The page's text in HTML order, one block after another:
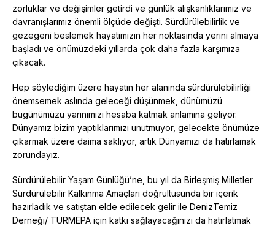
zorluklar ve değişimler getirdi ve günlük alışkanlıklarımız ve
davranışlarımız önemli ölçüde değişti. Sürdürülebilirlik ve
gezegeni beslemek hayatımızın her noktasında yerini almaya
başladı ve önümüzdeki yıllarda çok daha fazla karşımıza
çıkacak.
Hep söylediğim üzere hayatın her alanında sürdürülebilirliği
önemsemek aslında geleceği düşünmek, dünümüzü
bugünümüzü yarınımızı hesaba katmak anlamına geliyor.
Dünyamız bizim yaptıklarımızı unutmuyor, gelecekte önümüze
çıkarmak üzere daima saklıyor, artık Dünyamızı da hatırlamak
zorundayız.
Sürdürülebilir Yaşam Günlüğü’ne, bu yıl da Birleşmiş Milletler
Sürdürülebilir Kalkınma Amaçları doğrultusunda bir içerik
hazırladık ve satıştan elde edilecek gelir ile DenizTemiz
Derneği/ TURMEPA için katkı sağlayacağınızı da hatırlatmak